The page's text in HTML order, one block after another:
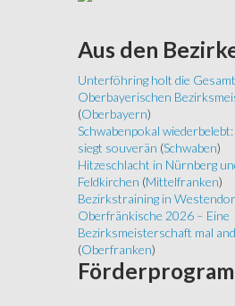
Aus den
Unterföhring holt die
Oberbayerischen
(Oberbayern)
Schwabenpokal
siegt souverän (Schwaben)
Hitzeschlacht in Nürnberg
Feldkirchen (Mittelfranken)
Bezirkstraining in
Oberfränkische 2026 – Eine
Bezirksmeisterschaft mal
(Oberfranken)